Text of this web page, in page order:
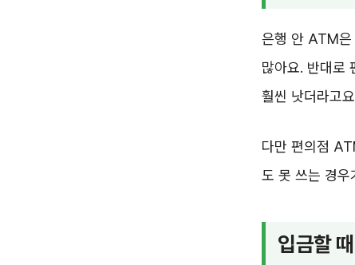
은행 안 ATM은
많아요. 반대로
훨씬 낫더라고
다만 편의점
도 못 쓰는 경우
입금할